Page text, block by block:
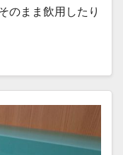
のまま飲用したり